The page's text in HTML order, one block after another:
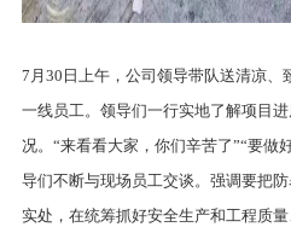
7月30日上午，公司领导带队送清凉、
一线员工。领导们一行实地了解项目
况。“来看看大家，你们辛苦了”“要做
导们不断与现场员工交谈。强调要把
实处，在统筹抓好安全生产和工程质